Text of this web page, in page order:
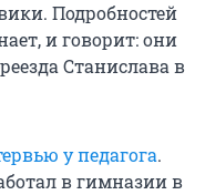
Подробностей
и говорит: они
Станислава в
у педагога.
в гимназии в